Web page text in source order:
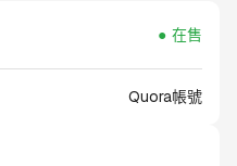
在售
Quora帳號